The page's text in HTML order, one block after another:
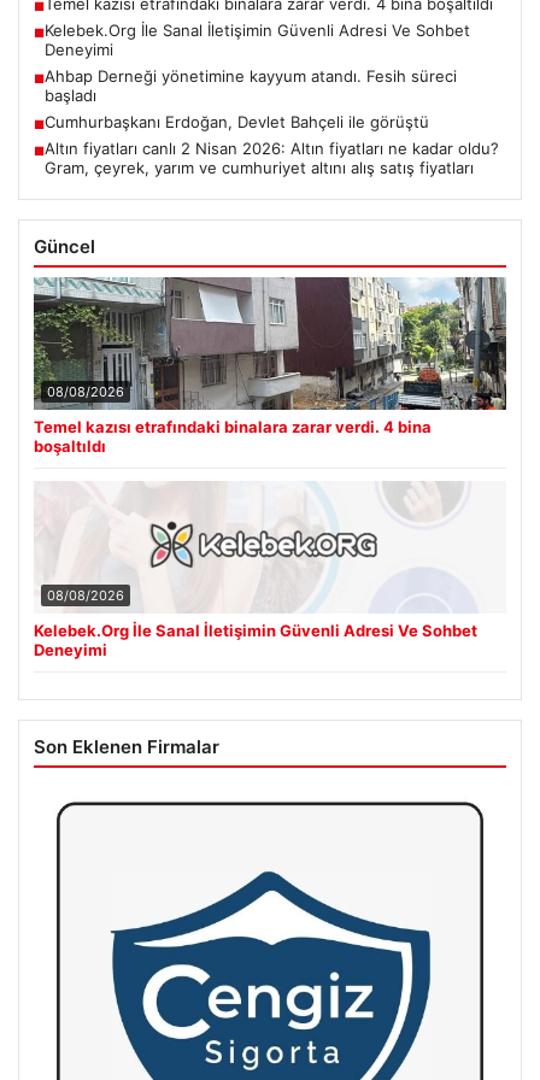
■
■Kelebek.Org İle Sanal İletişimin Güvenli Adresi Ve Sohbet
Deneyimi
■Ahbap Derneği yönetimine kayyum atandı. Fesih süreci
başladı
■Cumhurbaşkanı Erdoğan, Devlet Bahçeli ile görüştü
■Altın fiyatları canlı 2 Nisan 2026: Altın fiyatları ne kadar oldu?
Gram, çeyrek, yarım ve cumhuriyet altını alış satış fiyatları
Güncel
08/08/2026
Temel kazısı etrafındaki binalara zarar verdi. 4 bina
boşaltıldı
08/08/2026
Kelebek.Org İle Sanal İletişimin Güvenli Adresi Ve Sohbet
Deneyimi
Son Eklenen Firmalar